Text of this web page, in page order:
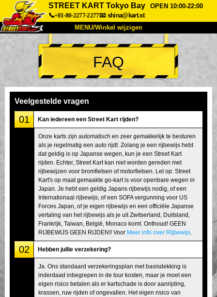
STREET KART Tokyo Bay
OPEN 10:00-22:00
📞+81-80-2277-2277📧 shina@kart.st
MENU/Winkel wijzigen
TOP
Over Specificaties Prijzen
Bedrijf
Tokyo Shinagawa Tokyo Akihabara#1
Tokyo Akihabara#2 Tokyo Shibuya
Tokyo Shibuya Annex Tokyo Bay
Tokyo Asakusa Osaka
Okinawa
FAQ
Veelgestelde vragen
01 Kan iedereen een Street Kart rijden?
Onze karts zijn automatisch en zeer gemakkelijk te besturen
als je regelmatig een auto rijdt. Zolang je een rijbewijs hebt
dat geldig is op Japanse wegen, kun je een Street Kart
rijden. Echter, Street Kart kan niet worden gereden met
rijbewijzen voor bromfietsen of motorfietsen. Let op: Street
Kart's op maat gemaakte go-kart is voor openbare wegen in
Japan. Je hebt een geldig Japans rijbewijs nodig, of een
Internationaal rijbewijs, of een SOFA vergunning voor US
Forces Japan, of je eigen rijbewijs en een officiële Japanse
vertaling van het rijbewijs als je uit Zwitserland, Duitsland,
Frankrijk, Taiwan, België, Monaco komt. Onthoud! GEEN
RIJBEWIJS GEEN RIJDEN!! Voor Meer info over Rijbewijs
02 Hebben jullie verzekering?
Ja. Ons standaard verzekeringsplan met basisdekking is
inderdaad inbegrepen in de tour kosten, maar je moet een
eigen risico betalen als er kartschade is door aanrijding,
krassen, ruw rijden of ongevallen. Het eigen risico van